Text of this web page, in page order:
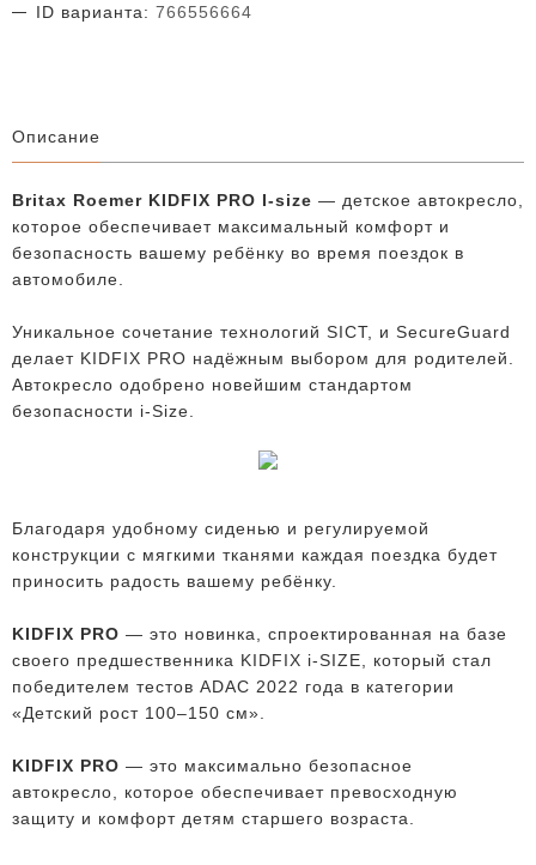
ID варианта: 766556664
Описание
Britax Roemer KIDFIX PRO I-size — детское автокресло,
которое обеспечивает максимальный комфорт и
безопасность вашему ребёнку во время поездок в
автомобиле.
Уникальное сочетание технологий SICT, и SecureGuard
делает KIDFIX PRO надёжным выбором для родителей.
Автокресло одобрено новейшим стандартом
безопасности i-Size.
Благодаря удобному сиденью и регулируемой
конструкции с мягкими тканями каждая поездка будет
приносить радость вашему ребёнку.
KIDFIX PRO — это новинка, спроектированная на базе
своего предшественника KIDFIX i-SIZE, который стал
победителем тестов ADAC 2022 года в категории
«Детский рост 100–150 см».
KIDFIX PRO — это максимально безопасное
автокресло, которое обеспечивает превосходную
защиту и комфорт детям старшего возраста.